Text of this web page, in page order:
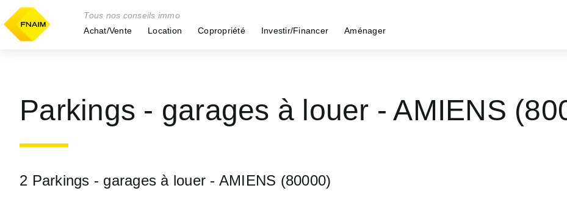
Tous nos conseils immo
Achat/Vente
Location Copropriété Investir/Financer Aménager
Parkings - garages à louer - AMIENS
2 Parkings - garages à louer - AMIENS (80000)